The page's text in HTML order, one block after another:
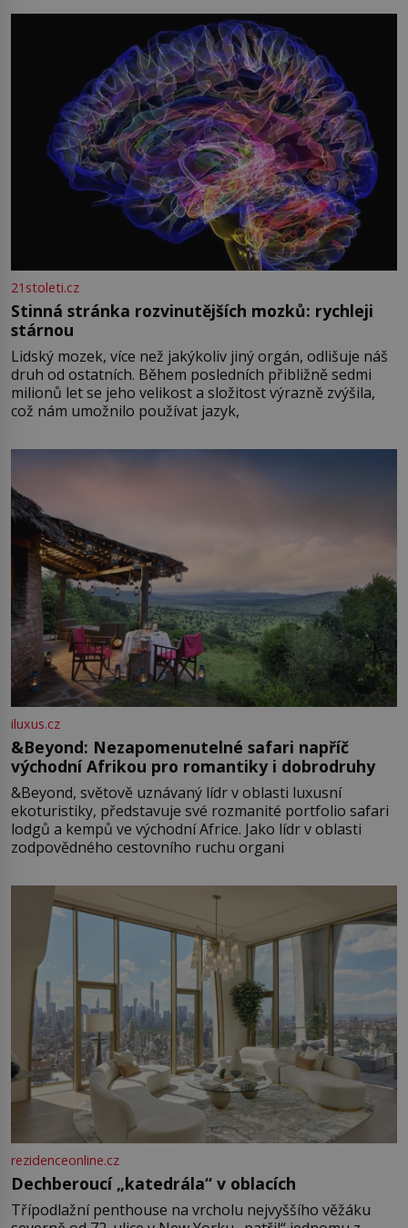
přízračná scéna znamená? Je jaro roku 1945, druhá
světová válka se chýlí ke konci. Jezero Stolpsee
21stoleti.cz
Stinná stránka rozvinutějších mozků: rychleji
stárnou
Lidský mozek, více než jakýkoliv jiný orgán, odlišuje náš
druh od ostatních. Během posledních přibližně sedmi
milionů let se jeho velikost a složitost výrazně zvýšila,
což nám umožnilo používat jazyk,
iluxus.cz
&Beyond: Nezapomenutelné safari napříč
východní Afrikou pro romantiky i dobrodruhy
&Beyond, světově uznávaný lídr v oblasti luxusní
ekoturistiky, představuje své rozmanité portfolio safari
lodgů a kempů ve východní Africe. Jako lídr v oblasti
zodpovědného cestovního ruchu organi
rezidenceonline.cz
Dechberoucí „katedrála“ v oblacích
Třípodlažní penthouse na vrcholu nejvyššího věžáku